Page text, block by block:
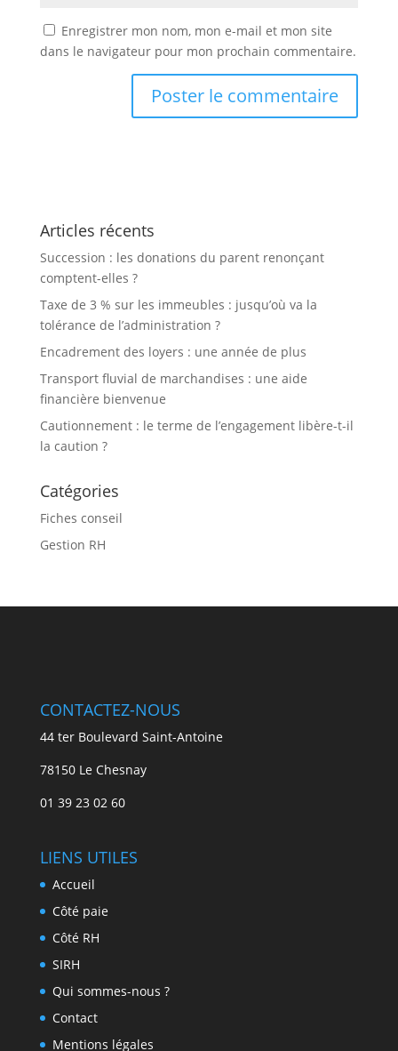
Enregistrer mon nom, mon e-mail et mon site
dans le navigateur pour mon prochain commentaire.
Articles récents
Succession : les donations du parent renonçant
comptent-elles ?
Taxe de 3 % sur les immeubles : jusqu’où va la
tolérance de l’administration ?
Encadrement des loyers : une année de plus
Transport fluvial de marchandises : une aide
financière bienvenue
Cautionnement : le terme de l’engagement libère-t-il
la caution ?
Catégories
Fiches conseil
Gestion RH
CONTACTEZ-NOUS
44 ter Boulevard Saint-Antoine
78150 Le Chesnay
01 39 23 02 60
LIENS UTILES
Accueil
Côté paie
Côté RH
SIRH
Qui sommes-nous ?
Contact
Mentions légales